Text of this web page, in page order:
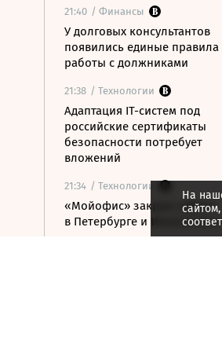
21:40 / Финансы
У долговых консультантов
появились единые правила
работы с должниками
21:38 / Технологии
Адаптация IT-систем под
российские сертификаты
безопасности потребует
вложений
21:34 / Технологии
«Мойофис» закрыл офисы
в Петербурге и Иннополисе
На